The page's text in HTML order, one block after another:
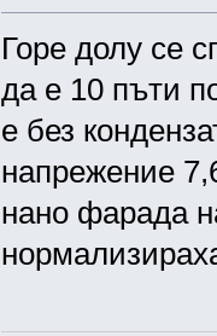
Горе долу се
да е 10 пъти
е без
напрежение
нано фарада